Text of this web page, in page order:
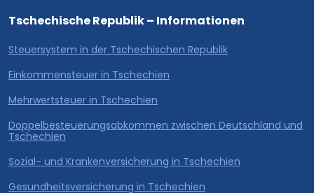
Tschechische Republik – Informationen
Steuersystem in der Tschechischen Republik
Einkommensteuer in Tschechien
Mehrwertsteuer in Tschechien
Doppelbesteuerungsabkommen zwischen Deutschland und
Tschechien
Sozial- und Krankenversicherung in Tschechien
Gesundheitsversicherung in Tschechien